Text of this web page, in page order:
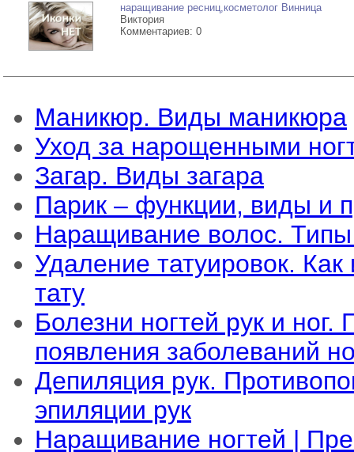
наращивание ресниц,косметолог Винница
Виктория
Комментариев: 0
Маникюр. Виды маникюра
Уход за нарощенными
Загар. Виды загара
Парик – функции, виды и
Наращивание волос.
Удаление татуировок. Как
тату
Болезни ногтей рук и ног.
появления заболеваний
Депиляция рук.
эпиляции рук
Наращивание ногтей |